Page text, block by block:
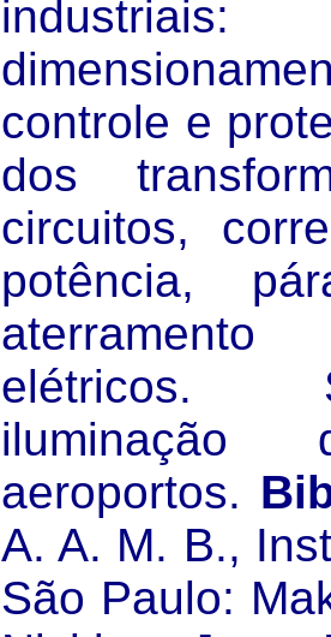
controle e
dos
circuitos,
potência,
elétricos.
aeroportos.
A. A. M. B.,
São Paulo: